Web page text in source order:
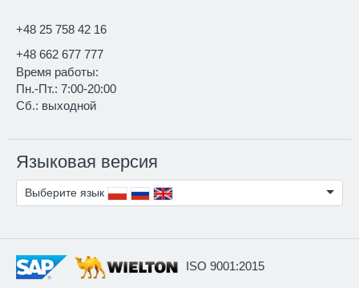
+48 25 758 42 16
+48 662 677 777
Время работы:
Пн.-Пт.: 7:00-20:00
Сб.: выходной
Языковая версия
Выберите язык
ISO 9001:2015